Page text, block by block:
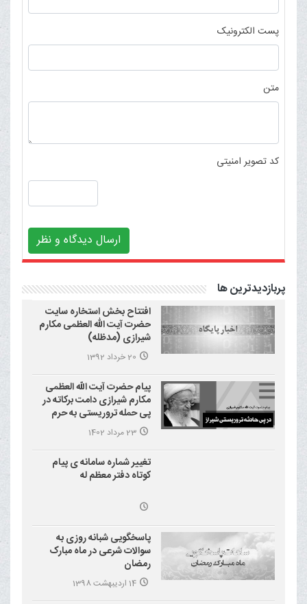
پست الکترونیک
متن
کد تصویر امنیتی
ارسال دیدگاه و نظر
پربازدیدترین ها
افتتاح بخش استخاره سایت
حضرت آیت الله العظمی مکارم
شیرازی (مدظله)
20 خرداد 1392
پیام حضرت آیت الله العظمی
مکارم شیرازی دامت برکاته در
پی حمله تروریستی به حرم
احمد بن موسی علیه السلام
(شاهچراغ)
23 مرداد 1402
تغییر شماره سامانه ی پیام
کوتاه دفتر معظم له
پاسخگویی شبانه روزی به
سوالات شرعی در ماه مبارک
رمضان
14 اردیبهشت 1398